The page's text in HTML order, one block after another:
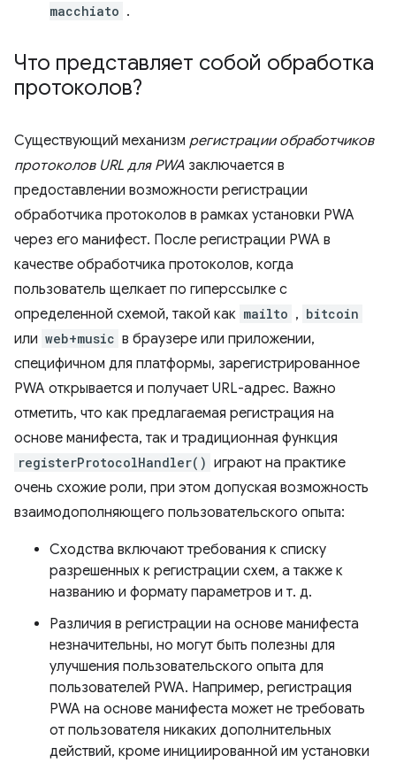
macchiato .
Что представляет собой обработка
протоколов?
Существующий механизм регистрации обработчиков
протоколов URL для PWA заключается в
предоставлении возможности регистрации
обработчика протоколов в рамках установки PWA
через его манифест. После регистрации PWA в
качестве обработчика протоколов, когда
пользователь щелкает по гиперссылке с
определенной схемой, такой как mailto , bitcoin
или web+music в браузере или приложении,
специфичном для платформы, зарегистрированное
PWA открывается и получает URL-адрес. Важно
отметить, что как предлагаемая регистрация на
основе манифеста, так и традиционная функция
registerProtocolHandler() играют на практике
очень схожие роли, при этом допуская возможность
взаимодополняющего пользовательского опыта:
Сходства включают требования к списку
разрешенных к регистрации схем, а также к
названию и формату параметров и т. д.
Различия в регистрации на основе манифеста
незначительны, но могут быть полезны для
улучшения пользовательского опыта для
пользователей PWA. Например, регистрация
PWA на основе манифеста может не требовать
от пользователя никаких дополнительных
действий, кроме инициированной им установки